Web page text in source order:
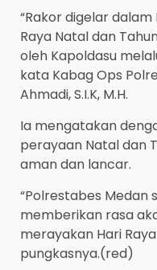
“Rakor digelar
Raya Natal dan
oleh Kapoldasu
kata Kabag Ops
Ahmadi, S.I.K, M.H.
Ia mengatakan
perayaan Natal dan
aman dan lancar.
“Polrestabes Medan
memberikan rasa
merayakan Hari
pungkasnya.(red)